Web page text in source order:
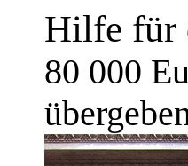
Hilfe für
80 000